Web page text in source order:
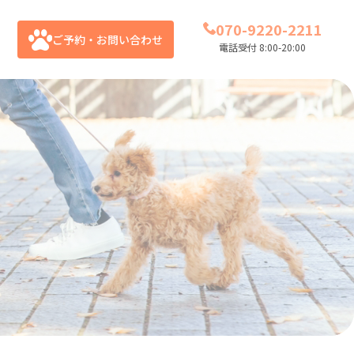
ご予約・お問い合わせ 070-9220-2211
電話受付 8:00-20:00